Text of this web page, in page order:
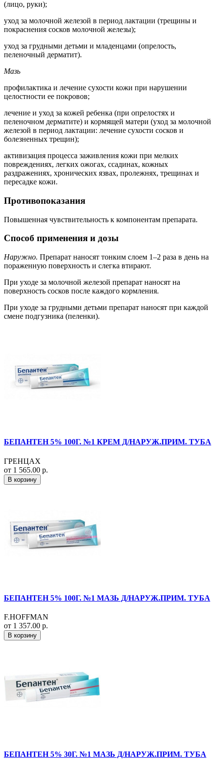
(лицо, руки);
уход за молочной железой в период лактации (трещины и
покраснения сосков молочной железы);
уход за грудными детьми и младенцами (опрелость,
пеленочный дерматит).
Мазь
профилактика и лечение сухости кожи при нарушении
целостности ее покровов;
лечение и уход за кожей ребенка (при опрелостях и
пеленочном дерматите) и кормящей матери (уход за молочной
железой в период лактации: лечение сухости сосков и
болезненных трещин);
активизация процесса заживления кожи при мелких
повреждениях, легких ожогах, ссадинах, кожных
раздражениях, хронических язвах, пролежнях, трещинах и
пересадке кожи.
Противопоказания
Повышенная чувствительность к компонентам препарата.
Способ применения и дозы
Наружно. Препарат наносят тонким слоем 1–2 раза в день на
пораженную поверхность и слегка втирают.
При уходе за молочной железой препарат наносят на
поверхность сосков после каждого кормления.
При уходе за грудными детьми препарат наносят при каждой
смене подгузника (пеленки).
БЕПАНТЕН 5% 100Г. №1 КРЕМ Д/НАРУЖ.ПРИМ. ТУБА
ГРЕНЦАХ
от 1 565.00 р.
В корзину
БЕПАНТЕН 5% 100Г. №1 МАЗЬ Д/НАРУЖ.ПРИМ. ТУБА
F.HOFFMAN
от 1 357.00 р.
В корзину
БЕПАНТЕН 5% 30Г. №1 МАЗЬ Д/НАРУЖ.ПРИМ. ТУБА